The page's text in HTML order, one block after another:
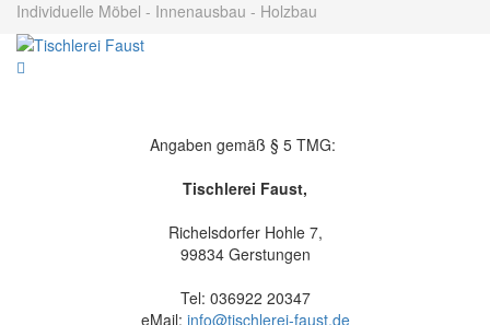
Individuelle Möbel - Innenausbau - Holzbau
Angaben gemäß § 5 TMG:
Tischlerei Faust,
Richelsdorfer Hohle 7,
99834 Gerstungen
Tel: 036922 20347
eMail: info@tischlerei-faust.de